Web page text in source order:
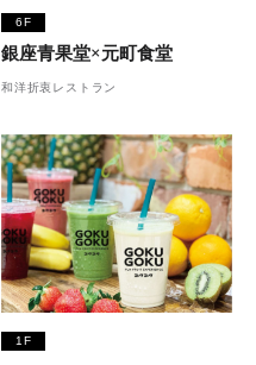
6F
銀座青果堂×元町食堂
和洋折衷レストラン
1F